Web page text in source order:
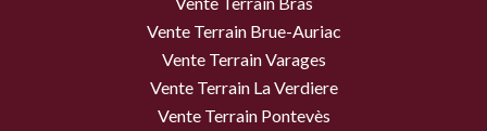
Vente Terrain Brue-Auriac
Vente Terrain Varages
Vente Terrain La Verdiere
Vente Terrain Pontevès